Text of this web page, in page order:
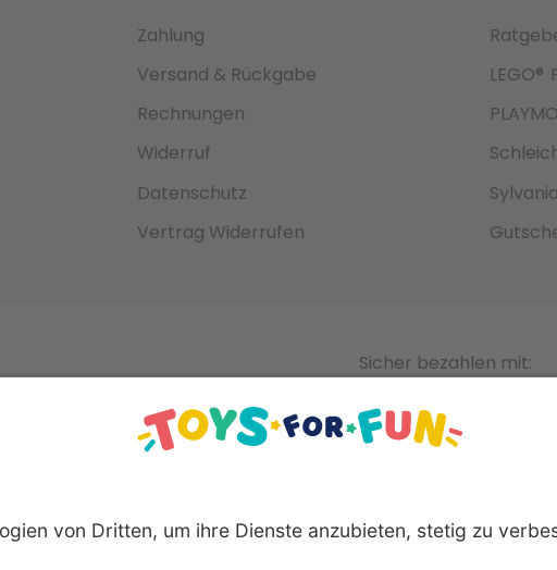
Zahlung
Versand & Rückgabe
Rechnungen
Widerruf
Datenschutz
Vertrag Widerrufen
LEGO®
Sicher bezahlen mit: